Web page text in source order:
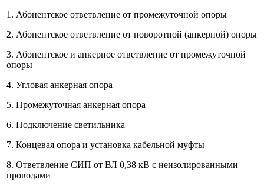
1. Абонентское ответвление от промежуточной опоры
2. Абонентское ответвление от поворотной (анкерной) опоры
3. Абонентское и анкерное ответвление от промежуточной
опоры
4. Угловая анкерная опора
5. Промежуточная анкерная опора
6. Подключение светильника
7. Концевая опора и установка кабельной муфты
8. Ответвление СИП от ВЛ 0,38 кВ с неизолированными
проводами